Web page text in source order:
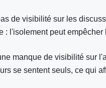
de visibilité sur les
: l'isolement peut
manque de visibilité sur
se sentent seuls, ce qui